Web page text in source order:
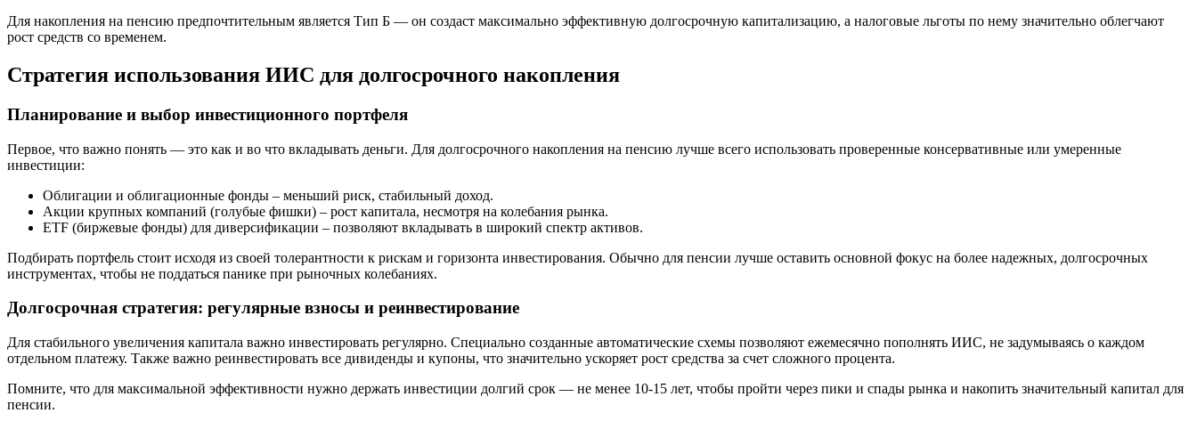
Для накопления на пенсию предпочтительным является Тип Б — он создаст максимально эффективную долгосрочную капитализацию, а налоговые льготы по нему значительно облегчают
рост средств со временем.
Стратегия использования ИИС для долгосрочного накопления
Планирование и выбор инвестиционного портфеля
Первое, что важно понять — это как и во что вкладывать деньги. Для долгосрочного накопления на пенсию лучше всего использовать проверенные консервативные или умеренные
инвестиции:
Облигации и облигационные фонды – меньший риск, стабильный доход.
Акции крупных компаний (голубые фишки) – рост капитала, несмотря на колебания рынка.
ETF (биржевые фонды) для диверсификации – позволяют вкладывать в широкий спектр активов.
Подбирать портфель стоит исходя из своей толерантности к рискам и горизонта инвестирования. Обычно для пенсии лучше оставить основной фокус на более надежных, долгосрочных
инструментах, чтобы не поддаться панике при рыночных колебаниях.
Долгосрочная стратегия: регулярные взносы и реинвестирование
Для стабильного увеличения капитала важно инвестировать регулярно. Специально созданные автоматические схемы позволяют ежемесячно пополнять ИИС, не задумываясь о каждом
отдельном платежу. Также важно реинвестировать все дивиденды и купоны, что значительно ускоряет рост средства за счет сложного процента.
Помните, что для максимальной эффективности нужно держать инвестиции долгий срок — не менее 10-15 лет, чтобы пройти через пики и спады рынка и накопить значительный капитал для
пенсии.